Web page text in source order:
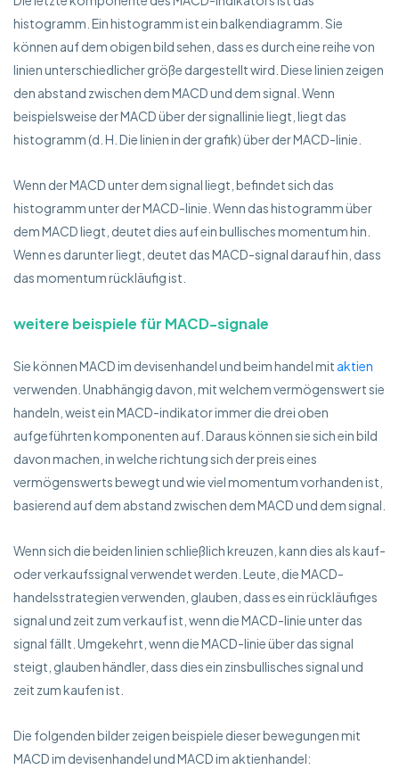
histogramm. Ein histogramm ist ein balkendiagramm. Sie
können auf dem obigen bild sehen, dass es durch eine reihe von
linien unterschiedlicher größe dargestellt wird. Diese linien zeigen
den abstand zwischen dem MACD und dem signal. Wenn
beispielsweise der MACD über der signallinie liegt, liegt das
histogramm (d. H. Die linien in der grafik) über der MACD-linie.
Wenn der MACD unter dem signal liegt, befindet sich das
histogramm unter der MACD-linie. Wenn das histogramm über
dem MACD liegt, deutet dies auf ein bullisches momentum hin.
Wenn es darunter liegt, deutet das MACD-signal darauf hin, dass
das momentum rückläufig ist.
weitere beispiele für MACD-signale
Sie können MACD im devisenhandel und beim handel mit aktien
verwenden. Unabhängig davon, mit welchem vermögenswert sie
handeln, weist ein MACD-indikator immer die drei oben
aufgeführten komponenten auf. Daraus können sie sich ein bild
davon machen, in welche richtung sich der preis eines
vermögenswerts bewegt und wie viel momentum vorhanden ist,
basierend auf dem abstand zwischen dem MACD und dem signal.
Wenn sich die beiden linien schließlich kreuzen, kann dies als kauf-
oder verkaufssignal verwendet werden. Leute, die MACD-
handelsstrategien verwenden, glauben, dass es ein rückläufiges
signal und zeit zum verkauf ist, wenn die MACD-linie unter das
signal fällt. Umgekehrt, wenn die MACD-linie über das signal
steigt, glauben händler, dass dies ein zinsbullisches signal und
zeit zum kaufen ist.
Die folgenden bilder zeigen beispiele dieser bewegungen mit
MACD im devisenhandel und MACD im aktienhandel: